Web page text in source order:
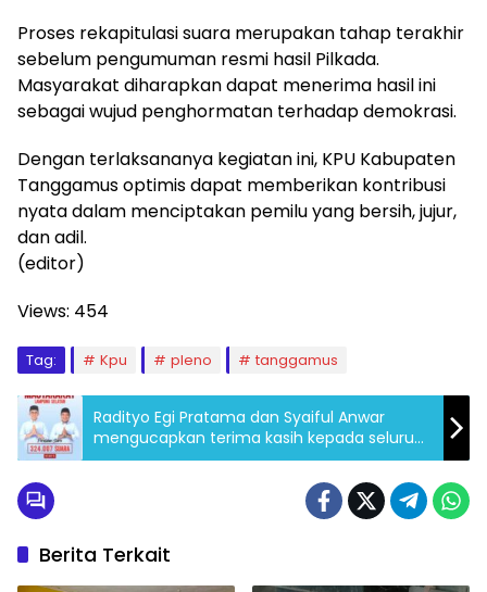
Proses rekapitulasi suara merupakan tahap terakhir
sebelum pengumuman resmi hasil Pilkada.
Masyarakat diharapkan dapat menerima hasil ini
sebagai wujud penghormatan terhadap demokrasi.
Dengan terlaksananya kegiatan ini, KPU Kabupaten
Tanggamus optimis dapat memberikan kontribusi
nyata dalam menciptakan pemilu yang bersih, jujur,
dan adil.
(editor)
Views: 454
Tag: Kpu pleno tanggamus
Radityo Egi Pratama dan Syaiful Anwar
mengucapkan terima kasih kepada seluruh
masyarakat Lampung Selatan
Berita Terkait